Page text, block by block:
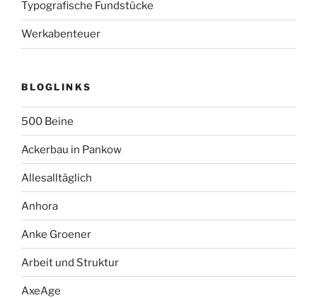
Typografische Fundstücke
Werkabenteuer
BLOGLINKS
500 Beine
Ackerbau in Pankow
Allesalltäglich
Anhora
Anke Groener
Arbeit und Struktur
AxeAge